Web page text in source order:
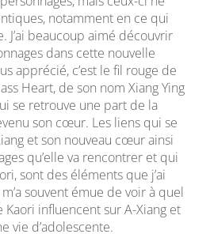
notamment en ce qui
J’ai beaucoup aimé découvrir
dans cette nouvelle
apprécié, c’est le fil rouge de
Heart, de son nom Xiang Ying
se retrouve une part de la
son cœur. Les liens qui se
et son nouveau cœur ainsi
qu’elle va rencontrer et qui
sont des éléments que j’ai
souvent émue de voir à quel
influencent sur A-Xiang et
vie d’adolescente.